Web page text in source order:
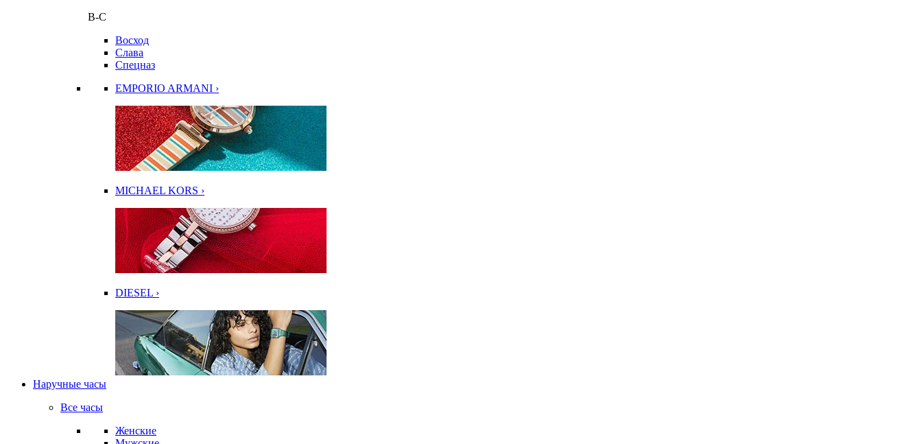
В-С
Восход
Слава
Спецназ
EMPORIO ARMANI ›
MICHAEL KORS ›
DIESEL ›
Наручные часы
Все часы
Женские